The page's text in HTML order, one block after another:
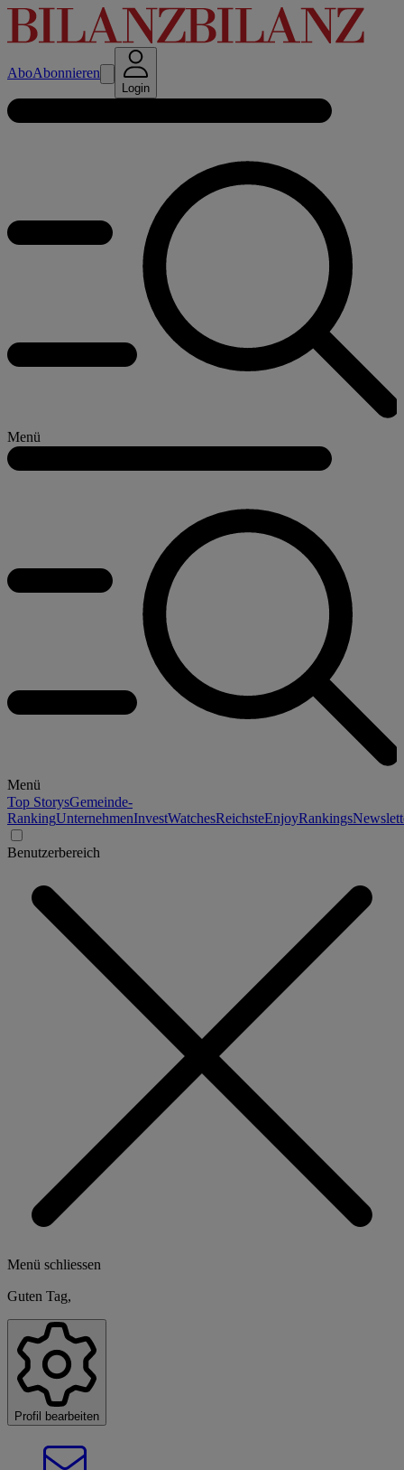
AboAbonnieren
Login
Menü
Menü
Top StorysGemeinde-
RankingUnternehmenInvestWatchesReichsteEnjoyRankings
Benutzerbereich
Menü schliessen
Guten Tag,
Profil bearbeiten